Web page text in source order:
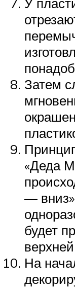
Затем
«Деда
—
будет
На